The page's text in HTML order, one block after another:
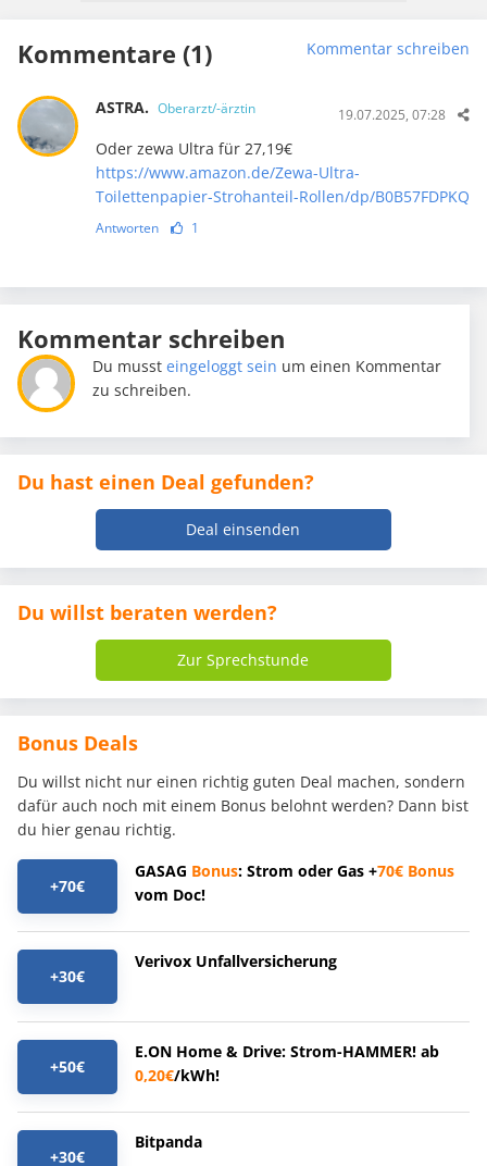
Kommentare (1) Kommentar schreiben
ASTRA. Oberarzt/-ärztin 19.07.2025, 07:28
Oder zewa Ultra für 27,19€
https://www.amazon.de/Zewa-Ultra-
Toilettenpapier-Strohanteil-Rollen/dp/B0B57FDPKQ
Antworten 1
Kommentar schreiben
Du mussteingeloggt sein um einen Kommentar
zu schreiben.
Du hast einen Deal gefunden?
Deal einsenden
Du willst beraten werden?
Zur Sprechstunde
Bonus Deals
Du willst nicht nur einen richtig guten Deal machen, sondern
dafür auch noch mit einem Bonus belohnt werden? Dann bist
du hier genau richtig.
+70€
GASAG Bonus: Strom oder Gas +70€ Bonus
vom Doc!
+30€
Verivox Unfallversicherung
+50€
E.ON Home & Drive: Strom-HAMMER! ab
0,20€/kWh!
+30€
Bitpanda